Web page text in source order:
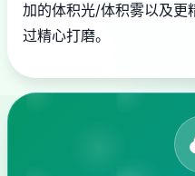
加的体积光/体积雾以及更
过精心打磨。